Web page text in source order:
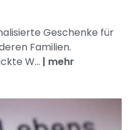
Geschenke für
Familien.
W... | mehr